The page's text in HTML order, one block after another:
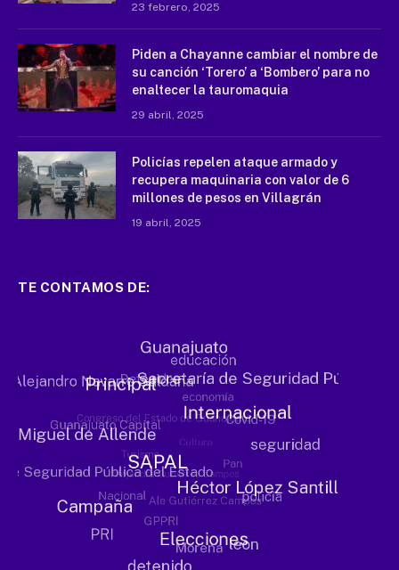
23 febrero, 2025
Piden a Chayanne cambiar el nombre de
su canción ‘Torero’ a ‘Bombero’ para no
enaltecer la tauromaquia
29 abril, 2025
Policías repelen ataque armado y
recupera maquinaria con valor de 6
millones de pesos en Villagrán
19 abril, 2025
TE CONTAMOS DE: